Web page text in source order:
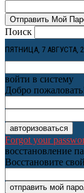
Поиск
ПЯТНИЦА, 7 АВГУСТА,
войти в систему
Добро
Forgot your
восстановление
Восстановите